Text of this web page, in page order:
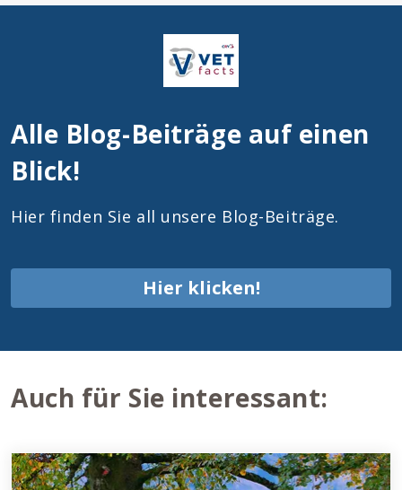
Alle Blog-Beiträge auf einen
Blick!
Hier finden Sie all unsere Blog-Beiträge.
Hier klicken!
Auch für Sie interessant: